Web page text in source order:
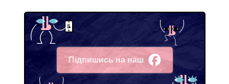
Підпишись на наш
Facebook